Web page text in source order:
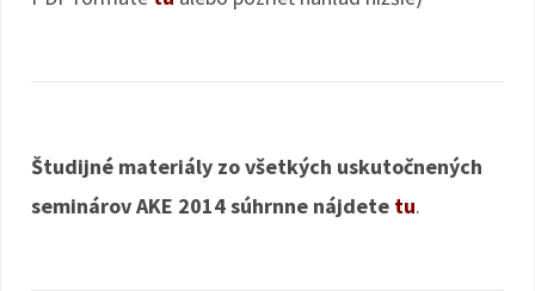
Študijné materiály zo všetkých uskutočnených
seminárov AKE 2014 súhrnne nájdete tu.